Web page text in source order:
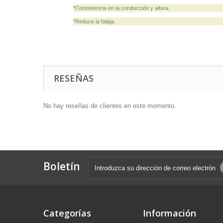
*Consistencia en la conducción y altura.
*Reduce la fatiga.
RESEÑAS
No hay reseñas de clientes en este momento.
Boletín
Categorías Información